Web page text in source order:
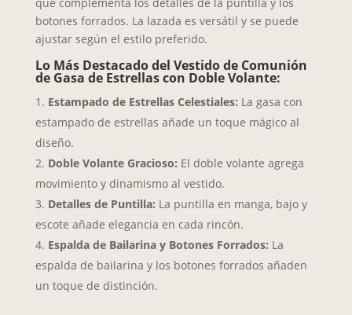
que complementa los detalles de la puntilla y los
botones forrados. La lazada es versátil y se puede
ajustar según el estilo preferido.
Lo Más Destacado del Vestido de Comunión
de Gasa de Estrellas con Doble Volante:
Estampado de Estrellas Celestiales: La gasa con
estampado de estrellas añade un toque mágico al
diseño.
Doble Volante Gracioso: El doble volante agrega
movimiento y dinamismo al vestido.
Detalles de Puntilla: La puntilla en manga, bajo y
escote añade elegancia en cada rincón.
Espalda de Bailarina y Botones Forrados: La
espalda de bailarina y los botones forrados añaden
un toque de distinción.